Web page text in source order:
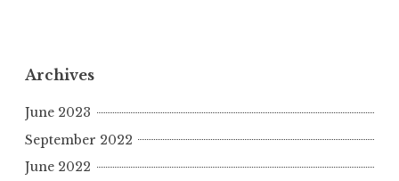
Archives
June 2023
September 2022
June 2022